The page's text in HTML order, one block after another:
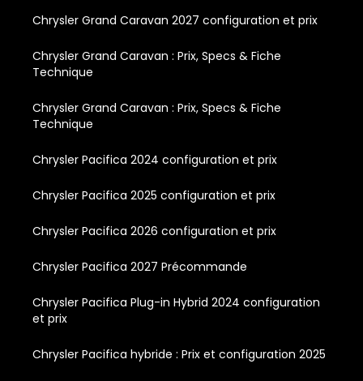
Chrysler Grand Caravan 2027 configuration et prix
Chrysler Grand Caravan : Prix, Specs & Fiche
Technique
Chrysler Grand Caravan : Prix, Specs & Fiche
Technique
Chrysler Pacifica 2024 configuration et prix
Chrysler Pacifica 2025 configuration et prix
Chrysler Pacifica 2026 configuration et prix
Chrysler Pacifica 2027 Précommande
Chrysler Pacifica Plug-in Hybrid 2024 configuration
et prix
Chrysler Pacifica hybride : Prix et configuration 2025